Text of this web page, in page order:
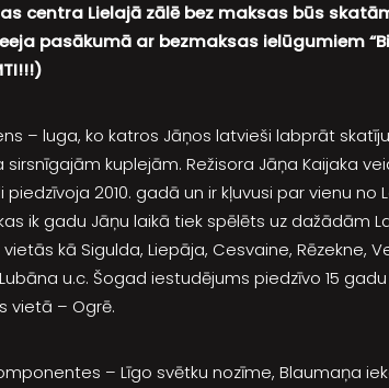
centra Lielajā zālē bez maksas būs
pasākumā ar bezmaksas ielūgumiem
– luga, ko katros Jāņos latvieši labprāt
kuplejām. Režisora Jāņa Kaijaka
2010. gadā un ir kļuvusi par vienu no
ik gadu Jāņu laikā tiek spēlēts uz dažādām
kā Sigulda, Liepāja, Cesvaine, Rēzekne,
u.c. Šogad iestudējums piedzīvo 15
vietā – Ogrē.
– Līgo svētku nozīme, Blaumaņa